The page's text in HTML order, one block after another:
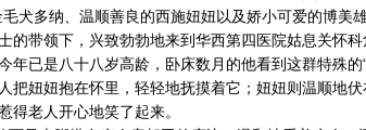
犬多纳、温顺善良的西施妞妞以及娇小可爱的博美
的带领下，兴致勃勃地来到华西第四医院姑息关怀科
已是八十八岁高龄，卧床数月的他看到这群特殊的“
把妞妞抱在怀里，轻轻地抚摸着它；妞妞则温顺地
得老人开心地笑了起来。